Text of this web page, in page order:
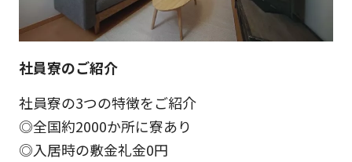
社員寮のご紹介
社員寮の3つの特徴をご紹介
◎全国約2000か所に寮あり
◎入居時の敷金礼金0円